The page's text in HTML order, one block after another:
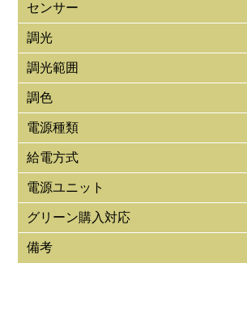
センサー
調光
調光範囲
調色
電源種類
給電方式
電源ユニット
グリーン購入対応
備考